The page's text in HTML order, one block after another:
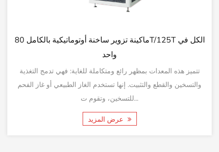
تتميز هذه المعدات بمظهر رائع ومتكاملة للغاية:
والتسخين والقطع والتثبيت. إنها
آلة تزوير ساخنة أوتوماتيكية بالكامل 160T/200T الكل في
تدمج التغذية
الغاز الطبيعي أو غاز الفحم